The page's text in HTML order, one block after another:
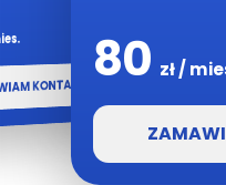
KONTAKT 80 zł /